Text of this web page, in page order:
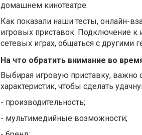
домашнем кинотеатре.
Как показали наши тесты, онлайн-
игровых приставок. Подключение к
сетевых играх, общаться с другими
На что обратить внимание во
Выбирая игровую приставку, важно
характеристик, чтобы сделать
- производительность;
- мультимедийные возможности;